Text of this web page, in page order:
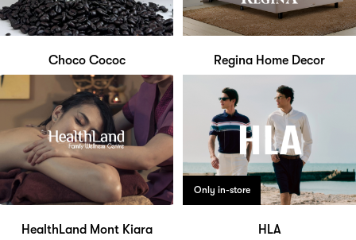
Choco Cococ Regina Home Decor
HealthLand Mont Kiara
Only in-store
HLA